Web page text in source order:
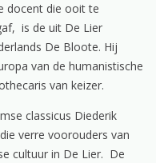
docent die ooit te
is de uit De Lier
De Bloote. Hij
van de humanistische
van keizer.
classicus Diederik
verre voorouders van
cultuur in De Lier. De